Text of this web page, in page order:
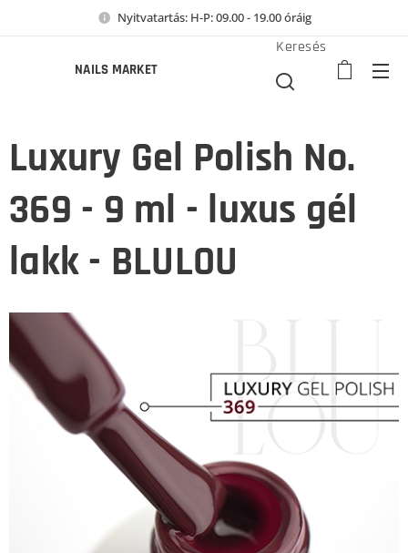
Nyitvatartás: H-P: 09.00 - 19.00 óráig
NAILS MARKET
Keresés
Luxury Gel Polish No.
369 - 9 ml - luxus gél
lakk - BLULOU